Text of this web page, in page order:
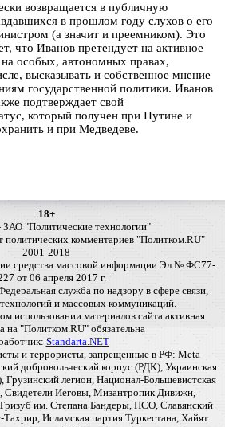
возвращается в публичную
в прошлом году слухов о его
(а значит и преемником). Это
что Иванов претендует на активное
на особых, автономных правах,
высказывать и собственное мнение
государственной политики. Иванов
подтверждает свой
который получен при Путине и
и при Медведеве.
18+
ЗАО "Политические технологии"
комментариев "Политком.RU"
2001-2018
средства массовой информации Эл № ФС77-
от 06 апреля 2017 г.
служба по надзору в сфере связи,
и массовых коммуникаций.
использовании материалов сайта активная
на "Политком.RU" обязательна
Standarta.NET
и террористы, запрещенные в РФ: Meta
добровольческий корпус (РДК), Украинская
легион, Национал-Большевистская
Свидетели Иеговы, Мизантропик Дивижн,
им. Степана Бандеры, НСО, Славянский
Исламская партия Туркестана, Хайят